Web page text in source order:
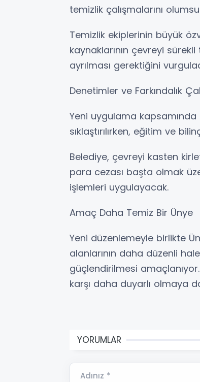
temizlik çalışmalarını
Temizlik ekiplerinin büyük
kaynaklarının çevreyi
ayrılması gerektiğini
Denetimler ve Farkındalık
Yeni uygulama
sıklaştırılırken, eğitim ve
Belediye, çevreyi kasten
para cezası başta olmak
işlemleri uygulayacak.
Amaç Daha Temiz Bir Ünye
Yeni düzenlemeyle birlikte
alanlarının daha düzenli
güçlendirilmesi
karşı daha duyarlı olmaya
YORUMLAR
Adınız *